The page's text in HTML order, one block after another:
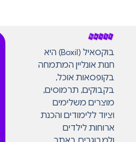
בוקסאיל (Boxil) היא
חנות אונליין המתמחה
בקופסאות אוכל,
בקבוקים, תרמוסים,
מוצרים משלימים
וציוד ללימודים והכנת
ארוחות לילדים